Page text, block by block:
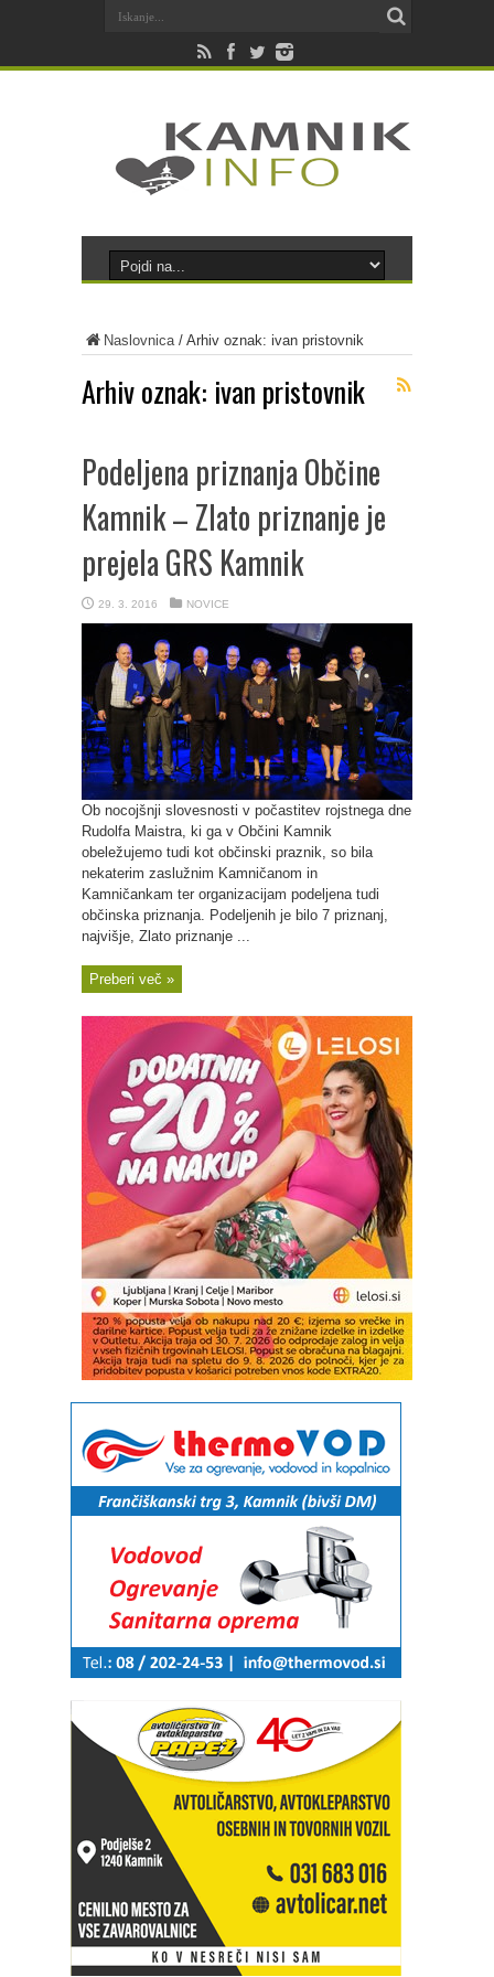
Naslovnica/ Arhiv oznak: ivan pristovnik
Arhiv oznak: ivan pristovnik
Podeljena priznanja Občine
Kamnik – Zlato priznanje je
prejela GRS Kamnik
29. 3. 2016 NOVICE
Ob nocojšnji slovesnosti v počastitev rojstnega dne
Rudolfa Maistra, ki ga v Občini Kamnik
obeležujemo tudi kot občinski praznik, so bila
nekaterim zaslužnim Kamničanom in
Kamničankam ter organizacijam podeljena tudi
občinska priznanja. Podeljenih je bilo 7 priznanj,
najvišje, Zlato priznanje ...
Preberi več »